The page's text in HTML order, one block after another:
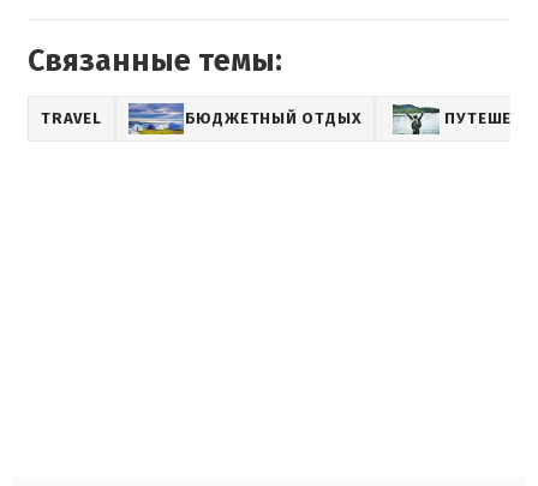
Связанные темы:
TRAVEL БЮДЖЕТНЫЙ ОТДЫХ